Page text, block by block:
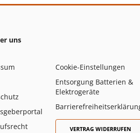
uns
Cookie-Einstellungen
Entsorgung Batterien &
Elektrogeräte
VERTRAG WIDERRUFEN